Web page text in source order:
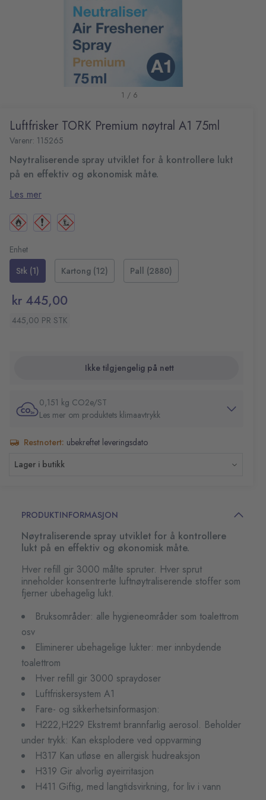
1 / 6
Luftfrisker TORK Premium nøytral A1 75ml
Varenr: 115265
Nøytraliserende spray utviklet for å kontrollere lukt
på en effektiv og økonomisk måte.
Hver refill gir 3000 målte spruter. Hver sprut inneholder
konsentrerte luftnøytraliserende stoffer som fjerner
ubehagelig lukt.
Bruksområder: alle hygieneområder som toalettrom
osv
toalettrom
Hver refill gir 3000 spraydoser
Fare- og sikkerhetsinformasjon:
H222,H229 Ekstremt brannfarlig aerosol. Beholder
H411 Giftig, med langtidsvirkning, for liv i vann
Les mer
Enhet
Stk (1)
Kartong (12) Pall (2880)
kr 445,00
445,00 PR STK
Ikke tilgjengelig på nett
0,151 kg CO2e/ST
Les mer om produktets klimaavtrykk
Restnotert: ubekreftet leveringsdato
Lager i butikk
PRODUKTINFORMASJON
Nøytraliserende spray utviklet for å kontrollere
lukt på en effektiv og økonomisk måte.
Hver refill gir 3000 målte spruter. Hver sprut
inneholder konsentrerte luftnøytraliserende stoffer som
fjerner ubehagelig lukt.
Bruksområder: alle hygieneområder som toalettrom
osv
Eliminerer ubehagelige lukter: mer innbydende
toalettrom
Hver refill gir 3000 spraydoser
Luftfriskersystem A1
Fare- og sikkerhetsinformasjon:
H222,H229 Ekstremt brannfarlig aerosol. Beholder
under trykk: Kan eksplodere ved oppvarming
H317 Kan utløse en allergisk hudreaksjon
H319 Gir alvorlig øyeirritasjon
H411 Giftig, med langtidsvirkning, for liv i vann